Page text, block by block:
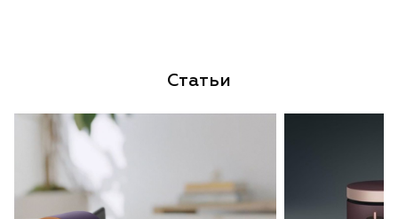
Статьи